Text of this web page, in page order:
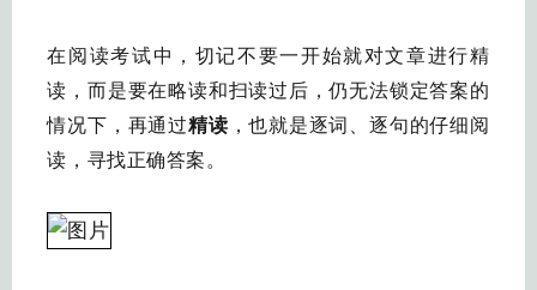
在阅读考试中，切记不要一开始就对文章进行精
读，而是要在略读和扫读过后，仍无法锁定答案的
情况下，再通过精读 ，也就是逐词、逐句的仔细阅
读，寻找正确答案。